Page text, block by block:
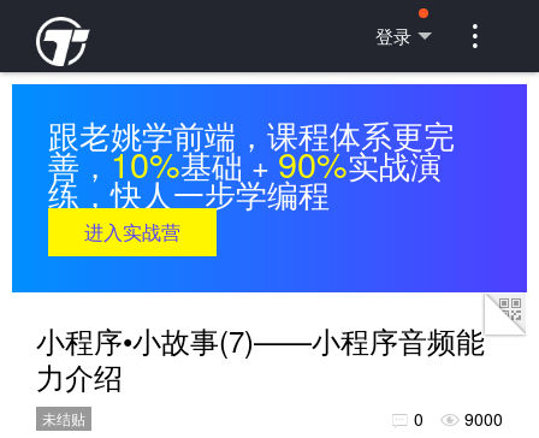
登录 
跟老姚学前端，课程体系更完
善，10%基础 +90%实战演
练，快人一步学编程
进入实战营
小程序•小故事(7)——小程序音频能
力介绍
未结贴  0  9000